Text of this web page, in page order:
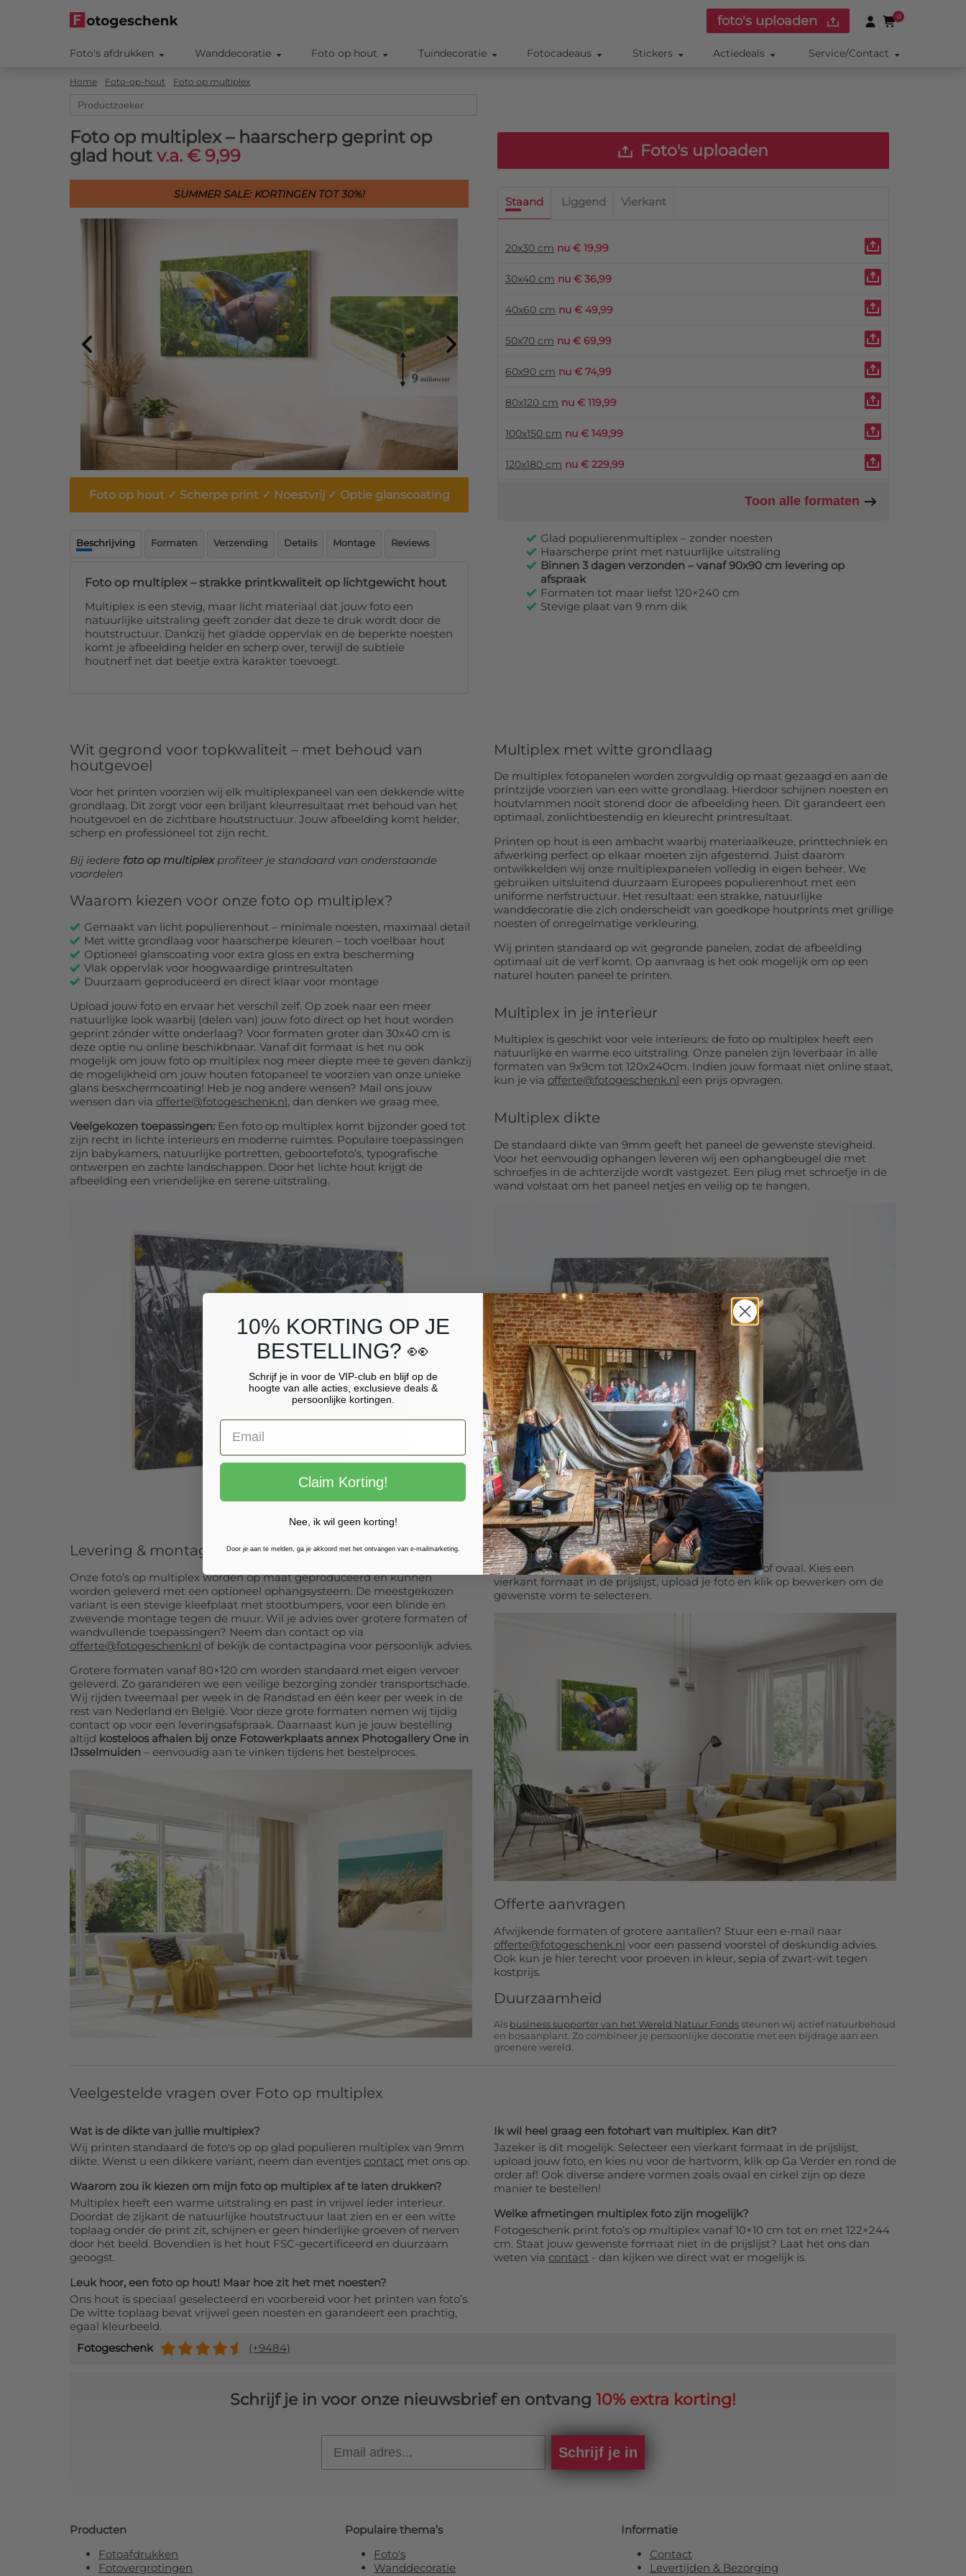
foto's uploaden 0
Foto's afdrukken Wanddecoratie Foto op hout Tuindecoratie Fotocadeaus Stickers Actiedeals Service/Contact
Home Foto-op-hout Foto op multiplex
Foto op multiplex – haarscherp geprint op
glad hout v.a. € 9,99
SUMMER SALE: KORTINGEN TOT 30%!
Foto op hout ✓ Scherpe print ✓ Noestvrij ✓ Optie glanscoating
Beschrijving Formaten Verzending Details Montage Reviews
Foto op multiplex – strakke printkwaliteit op lichtgewicht hout
Multiplex is een stevig, maar licht materiaal dat jouw foto een
natuurlijke uitstraling geeft zonder dat deze te druk wordt door de
houtstructuur. Dankzij het gladde oppervlak en de beperkte noesten
komt je afbeelding helder en scherp over, terwijl de subtiele
houtnerf net dat beetje extra karakter toevoegt.
Foto's uploaden
Staand Liggend Vierkant
20x30 cm nu € 19,99
30x40 cm nu € 36,99
40x60 cm nu € 49,99
50x70 cm nu € 69,99
60x90 cm nu € 74,99
80x120 cm nu € 119,99
100x150 cm nu € 149,99
120x180 cm nu € 229,99
Toon alle formaten
Glad populierenmultiplex – zonder noesten
Haarscherpe print met natuurlijke uitstraling
Binnen 3 dagen verzonden – vanaf 90x90 cm levering op
afspraak
Formaten tot maar liefst 120×240 cm
Stevige plaat van 9 mm dik
Wit gegrond voor topkwaliteit – met behoud van
houtgevoel
Voor het printen voorzien wij elk multiplexpaneel van een dekkende witte
grondlaag. Dit zorgt voor een briljant kleurresultaat met behoud van het
houtgevoel en de zichtbare houtstructuur. Jouw afbeelding komt helder,
scherp en professioneel tot zijn recht.
Bij iedere foto op multiplexprofiteer je standaard van onderstaande
voordelen
Waarom kiezen voor onze foto op multiplex?
Gemaakt van licht populierenhout – minimale noesten, maximaal detail
Met witte grondlaag voor haarscherpe kleuren – toch voelbaar hout
Optioneel glanscoating voor extra gloss en extra bescherming
Vlak oppervlak voor hoogwaardige printresultaten
Duurzaam geproduceerd en direct klaar voor montage
Upload jouw foto en ervaar het verschil zelf. Op zoek naar een meer
natuurlijke look waarbij (delen van) jouw foto direct op het hout worden
geprint zónder witte onderlaag? Voor formaten groter dan 30x40 cm is
deze optie nu online beschikbnaar. Vanaf dit formaat is het nu ook
mogelijk om jouw foto op multiplex nog meer diepte mee te geven dankzij
de mogelijkheid om jouw houten fotopaneel te voorzien van onze unieke
glans besxchermcoating! Heb je nog andere wensen? Mail ons jouw
wensen dan via offerte@fotogeschenk.nl, dan denken we graag mee.
Veelgekozen toepassingen: Een foto op multiplex komt bijzonder goed tot
zijn recht in lichte interieurs en moderne ruimtes. Populaire toepassingen
zijn babykamers, natuurlijke portretten, geboortefoto’s, typografische
ontwerpen en zachte landschappen. Door het lichte hout krijgt de
afbeelding een vriendelijke en serene uitstraling.
Levering & montage
Onze foto’s op multiplex worden op maat geproduceerd en kunnen
worden geleverd met een optioneel ophangsysteem. De meestgekozen
variant is een stevige kleefplaat met stootbumpers, voor een blinde en
zwevende montage tegen de muur. Wil je advies over grotere formaten of
wandvullende toepassingen? Neem dan contact op via
offerte@fotogeschenk.nl of bekijk de contactpagina voor persoonlijk advies.
Grotere formaten vanaf 80×120 cm worden standaard met eigen vervoer
geleverd. Zo garanderen we een veilige bezorging zonder transportschade.
Wij rijden tweemaal per week in de Randstad en één keer per week in de
rest van Nederland en België. Voor deze grote formaten nemen wij tijdig
contact op voor een leveringsafspraak. Daarnaast kun je jouw bestelling
altijd kosteloos afhalen bij onze Fotowerkplaats annex Photogallery One in
IJsselmuiden – eenvoudig aan te vinken tijdens het bestelproces.
Multiplex met witte grondlaag
De multiplex fotopanelen worden zorgvuldig op maat gezaagd en aan de
printzijde voorzien van een witte grondlaag. Hierdoor schijnen noesten en
houtvlammen nooit storend door de afbeelding heen. Dit garandeert een
optimaal, zonlichtbestendig en kleurecht printresultaat.
Printen op hout is een ambacht waarbij materiaalkeuze, printtechniek en
afwerking perfect op elkaar moeten zijn afgestemd. Juist daarom
ontwikkelden wij onze multiplexpanelen volledig in eigen beheer. We
gebruiken uitsluitend duurzaam Europees populierenhout met een
uniforme nerfstructuur. Het resultaat: een strakke, natuurlijke
wanddecoratie die zich onderscheidt van goedkope houtprints met grillige
noesten of onregelmatige verkleuring.
Wij printen standaard op wit gegronde panelen, zodat de afbeelding
optimaal uit de verf komt. Op aanvraag is het ook mogelijk om op een
naturel houten paneel te printen.
Multiplex in je interieur
Multiplex is geschikt voor vele interieurs: de foto op multiplex heeft een
natuurlijke en warme eco uitstraling. Onze panelen zijn leverbaar in alle
formaten van 9x9cm tot 120x240cm. Indien jouw formaat niet online staat,
kun je via offerte@fotogeschenk.nl een prijs opvragen.
Multiplex dikte
De standaard dikte van 9mm geeft het paneel de gewenste stevigheid.
Voor het eenvoudig ophangen leveren wij een ophangbeugel die met
schroefjes in de achterzijde wordt vastgezet. Een plug met schroefje in de
wand volstaat om het paneel netjes en veilig op te hangen.
Foto uitgefreesd op multiplex
Ook mogelijk in vormen zoals cirkel, hexagon, ruit of ovaal. Kies een
vierkant formaat in de prijslijst, upload je foto en klik op bewerken om de
gewenste vorm te selecteren.
Offerte aanvragen
Afwijkende formaten of grotere aantallen? Stuur een e-mail naar
offerte@fotogeschenk.nl voor een passend voorstel of deskundig advies.
Ook kun je hier terecht voor proeven in kleur, sepia of zwart-wit tegen
kostprijs.
Duurzaamheid
Als business supporter van het Wereld Natuur Fonds steunen wij actief natuurbehoud
en bosaanplant. Zo combineer je persoonlijke decoratie met een bijdrage aan een
groenere wereld.
Veelgestelde vragen over Foto op multiplex
Wat is de dikte van jullie multiplex?
Wij printen standaard de foto's op op glad populieren multiplex van 9mm
dikte. Wenst u een dikkere variant, neem dan eventjes contact met ons op.
Waarom zou ik kiezen om mijn foto op multiplex af te laten drukken?
Multiplex heeft een warme uitstraling en past in vrijwel ieder interieur.
Doordat de zijkant de natuurlijke houtstructuur laat zien en er een witte
toplaag onder de print zit, schijnen er geen hinderlijke groeven of nerven
door het beeld. Bovendien is het hout FSC-gecertificeerd en duurzaam
geoogst.
Leuk hoor, een foto op hout! Maar hoe zit het met noesten?
Ons hout is speciaal geselecteerd en voorbereid voor het printen van foto’s.
De witte toplaag bevat vrijwel geen noesten en garandeert een prachtig,
egaal kleurbeeld.
Ik wil heel graag een fotohart van multiplex. Kan dit?
Jazeker is dit mogelijk. Selecteer een vierkant formaat in de prijslijst,
upload jouw foto, en kies nu voor de hartvorm, klik op Ga Verder en rond de
order af! Ook diverse andere vormen zoals ovaal en cirkel zijn op deze
manier te bestellen!
Welke afmetingen multiplex foto zijn mogelijk?
Fotogeschenk print foto’s op multiplex vanaf 10×10 cm tot en met 122×244
cm. Staat jouw gewenste formaat niet in de prijslijst? Laat het ons dan
weten via contact - dan kijken we direct wat er mogelijk is.
Fotogeschenk (+9484)
Schrijf je in voor onze nieuwsbrief en ontvang 10% extra korting!
Schrijf je in
Producten
Fotoafdrukken
Fotovergrotingen
Populaire thema’s
Foto's
Wanddecoratie
Informatie
Contact
Levertijden & Bezorging
10% KORTING OP JE
BESTELLING? 👀
Schrijf je in voor de VIP-club en blijf op de
hoogte van alle acties, exclusieve deals &
persoonlijke kortingen.
Claim Korting!
Nee, ik wil geen korting!
Door je aan te melden, ga je akkoord met het ontvangen van e-mailmarketing.